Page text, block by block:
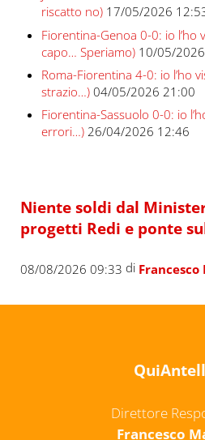
riscatto no) 17/05/2026
Fiorentina-Genoa 0-0: io l’ho
capo… Speriamo) 10/05/
Roma-Fiorentina 4-0: io l’ho
strazio…) 04/05/2026 21:00
Fiorentina-Sassuolo 0-0: io
errori…) 26/04/2026 12:46
Niente soldi dal
progetti Redi e ponte
08/08/2026 09:33 di
Direttore
Francesco